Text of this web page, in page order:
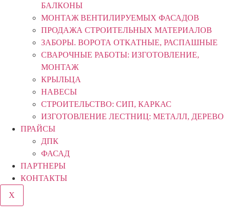
БАЛКОНЫ
МОНТАЖ ВЕНТИЛИРУЕМЫХ ФАСАДОВ
ПРОДАЖА СТРОИТЕЛЬНЫХ МАТЕРИАЛОВ
ЗАБОРЫ. ВОРОТА ОТКАТНЫЕ, РАСПАШНЫЕ
СВАРОЧНЫЕ РАБОТЫ: ИЗГОТОВЛЕНИЕ,
МОНТАЖ
КРЫЛЬЦА
НАВЕСЫ
СТРОИТЕЛЬСТВО: СИП, КАРКАС
ИЗГОТОВЛЕНИЕ ЛЕСТНИЦ: МЕТАЛЛ, ДЕРЕВО
ПРАЙСЫ
ДПК
ФАСАД
ПАРТНЕРЫ
КОНТАКТЫ
X